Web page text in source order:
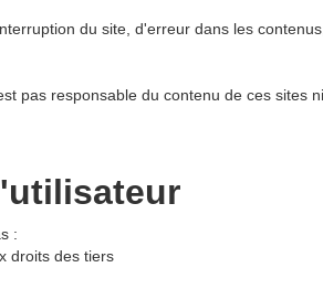
du site, d'erreur dans les
pas responsable du contenu de ces sites
:
droits des tiers